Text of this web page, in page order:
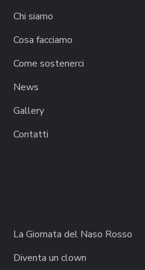
Chi siamo
Cosa facciamo
Come sostenerci
News
Gallery
Contatti
La Giornata del Naso Rosso
Diventa un clown